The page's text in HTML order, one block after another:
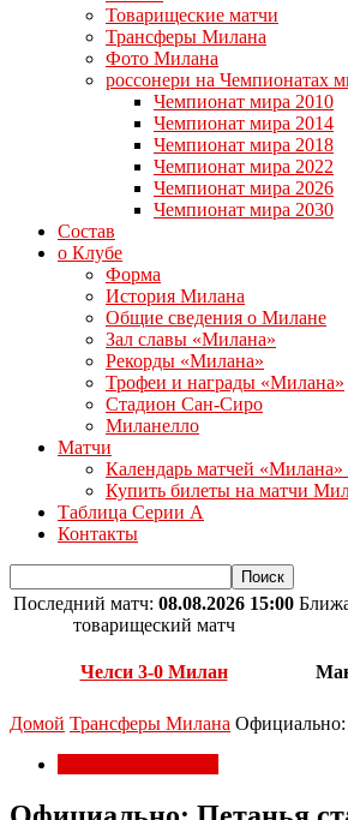
Товарищеские матчи
Трансферы Милана
Фото Милана
россонери на Чемпионатах
Чемпионат мира 2010
Чемпионат мира 2014
Чемпионат мира 2018
Чемпионат мира 2022
Чемпионат мира 2026
Чемпионат мира 2030
Состав
о Клубе
Форма
История Милана
Общие сведения о Милане
Зал славы «Милана»
Рекорды «Милана»
Трофеи и награды «Милана»
Стадион Сан-Сиро
Миланелло
Матчи
Календарь матчей «Милана»
Купить билеты на матчи
Таблица Серии А
Контакты
Последний матч: 08.08.2026 15:00
товарищеский матч
Челси 3-0 Милан
Домой Трансферы Милана Официально: